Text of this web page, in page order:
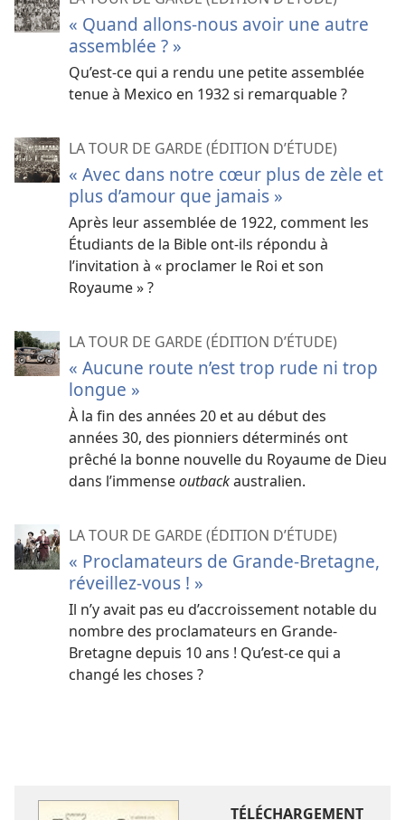
« Quand allons-​nous avoir une autre
assemblée ? »
Qu’est-​ce qui a rendu une petite assemblée
tenue à Mexico en 1932 si remarquable ?
LA TOUR DE GARDE (ÉDITION D’ÉTUDE)
« Avec dans notre cœur plus de zèle et
plus d’amour que jamais »
Après leur assemblée de 1922, comment les
Étudiants de la Bible ont-​ils répondu à
l’invitation à « proclamer le Roi et son
Royaume » ?
LA TOUR DE GARDE (ÉDITION D’ÉTUDE)
« Aucune route n’est trop rude ni trop
longue »
À la fin des années 20 et au début des
années 30, des pionniers déterminés ont
prêché la bonne nouvelle du Royaume de Dieu
dans l’immenseoutbackaustralien.
LA TOUR DE GARDE (ÉDITION D’ÉTUDE)
« Proclamateurs de Grande-Bretagne,
réveillez-​vous ! »
Il n’y avait pas eu d’accroissement notable du
nombre des proclamateurs en Grande-
Bretagne depuis 10 ans ! Qu’est-​ce qui a
changé les choses ?
TÉLÉCHARGEMENT